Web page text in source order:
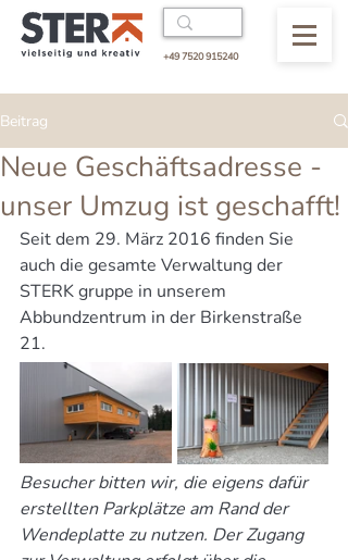
+49 7520 915240
Beitrag
Neue Geschäftsadresse -
unser Umzug ist geschafft!
Seit dem 29. März 2016 finden Sie
auch die gesamte Verwaltung der
STERK gruppe in unserem
Abbundzentrum in der Birkenstraße
21.
Besucher bitten wir, die eigens dafür
erstellten Parkplätze am Rand der
Wendeplatte zu nutzen. Der Zugang